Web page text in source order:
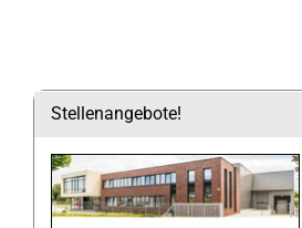
Stellenangebote!